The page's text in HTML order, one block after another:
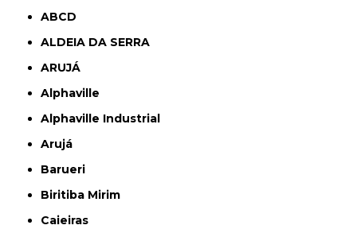
ABCD
ALDEIA DA SERRA
ARUJÁ
Alphaville
Alphaville Industrial
Arujá
Barueri
Biritiba Mirim
Caieiras